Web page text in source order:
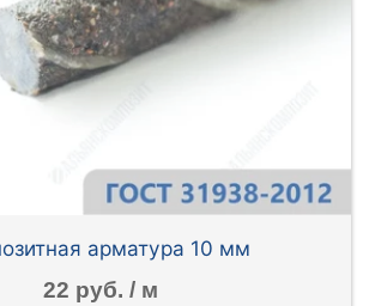
арматура 10 мм
22 руб. / м